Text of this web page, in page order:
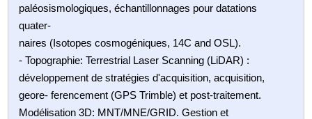
paléosismologiques, échantillonnages pour datations
quater-
naires (Isotopes cosmogéniques, 14C and OSL).
- Topographie: Terrestrial Laser Scanning (LiDAR) :
développement de stratégies d'acquisition, acquisition,
geore- ferencement (GPS Trimble) et post-traitement.
Modélisation 3D: MNT/MNE/GRID. Gestion et